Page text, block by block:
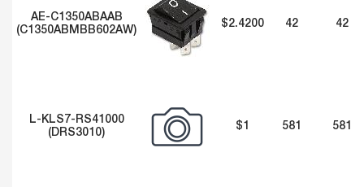
AE-C1350ABAAB
(C1350ABMBB602AW)
$2.4200 42 42
L-KLS7-RS41000
(DRS3010)
$1 581 581